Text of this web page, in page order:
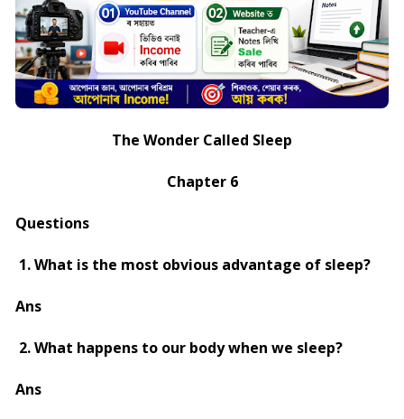
The Wonder Called Sleep
Chapter 6
Questions
1. What is the most obvious advantage of sleep?
Ans
2. What happens to our body when we sleep?
Ans